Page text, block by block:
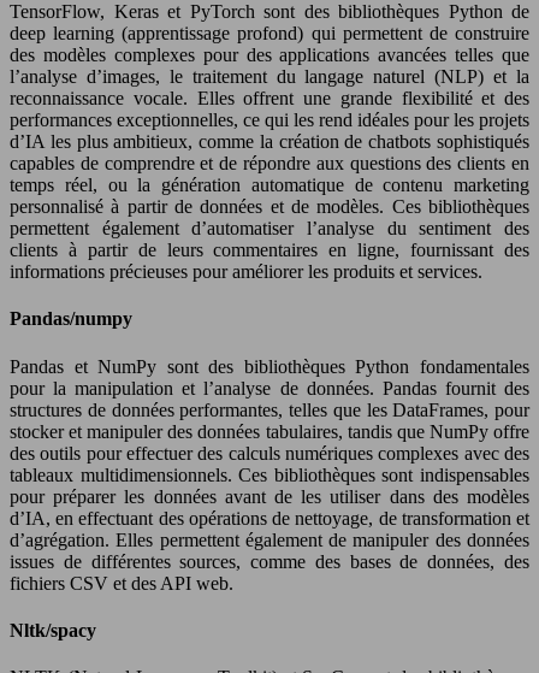
TensorFlow, Keras et PyTorch sont des bibliothèques Python de
deep learning (apprentissage profond) qui permettent de construire
des modèles complexes pour des applications avancées telles que
l’analyse d’images, le traitement du langage naturel (NLP) et la
reconnaissance vocale. Elles offrent une grande flexibilité et des
performances exceptionnelles, ce qui les rend idéales pour les projets
d’IA les plus ambitieux, comme la création de chatbots sophistiqués
capables de comprendre et de répondre aux questions des clients en
temps réel, ou la génération automatique de contenu marketing
personnalisé à partir de données et de modèles. Ces bibliothèques
permettent également d’automatiser l’analyse du sentiment des
clients à partir de leurs commentaires en ligne, fournissant des
informations précieuses pour améliorer les produits et services.
Pandas/numpy
Pandas et NumPy sont des bibliothèques Python fondamentales
pour la manipulation et l’analyse de données. Pandas fournit des
structures de données performantes, telles que les DataFrames, pour
stocker et manipuler des données tabulaires, tandis que NumPy offre
des outils pour effectuer des calculs numériques complexes avec des
tableaux multidimensionnels. Ces bibliothèques sont indispensables
pour préparer les données avant de les utiliser dans des modèles
d’IA, en effectuant des opérations de nettoyage, de transformation et
d’agrégation. Elles permettent également de manipuler des données
issues de différentes sources, comme des bases de données, des
fichiers CSV et des API web.
Nltk/spacy